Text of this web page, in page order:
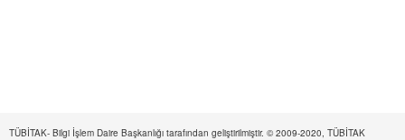
TÜBİTAK- Bilgi İşlem Daire Başkanlığı tarafından geliştirilmiştir. © 2009-2020, TÜBİTAK